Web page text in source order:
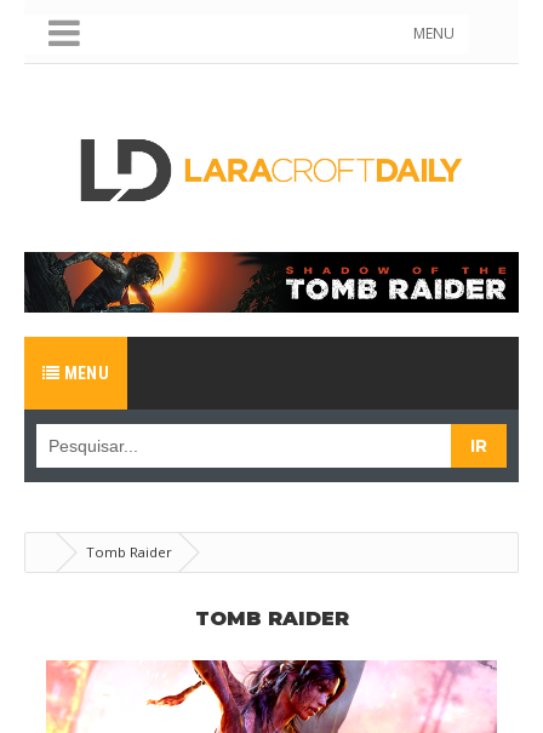
MENU
MENU
Tomb Raider
TOMB RAIDER